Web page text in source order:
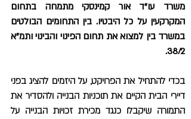
משרד עו"ד אור קמינסקי מתמחה בתחום
המקרקעין על כל היבטיו. בין התחומים הבולטים
במשרד בין למצוא את תחום הפינוי והבינוי ותמ"א
38/2.
בכדי להתחיל את הפרויקט, על היזמים להציג בפני
דיירי הבית הקיים את תוכניות הבנייה ולהסדיר את
התמורה שיקבלו כנגד מכירת זכויות הבנייה על